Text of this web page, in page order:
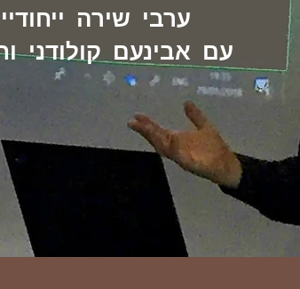
ערבי שירה
עם אבינעם קולודני